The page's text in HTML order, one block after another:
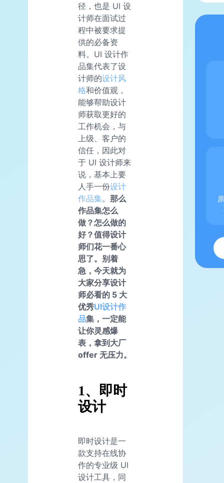
径，也是 UI 设
计师在面试过
程中被要求提
供的必备资
料。UI 设计作
品集代表了设
计师的设计风
格和价值观，
能够帮助设计
师获取更好的
工作机会，与
上级、客户的
信任，因此对
于 UI 设计师来
说，基本上要
人手一份设计
作品集。 那么
作品集怎么
做？怎么做的
好？值得设计
师们花一番心
思了。别着
急，今天就为
大家分享设计
师必看的 5 大
优秀UI设计作
品集，一定能
让你灵感爆
表，拿到大厂
offer 无压力。
1、即时
设计
即时设计是一
款支持在线协
作的专业级 UI
设计工具，同